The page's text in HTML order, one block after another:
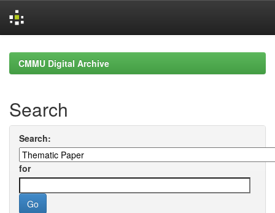
navigationCMMU Digital Archive
Search
Search:
for